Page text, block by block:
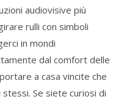
audiovisive più
rulli con simboli
in mondi
dal comfort delle
a casa vincite che
Se siete curiosi di